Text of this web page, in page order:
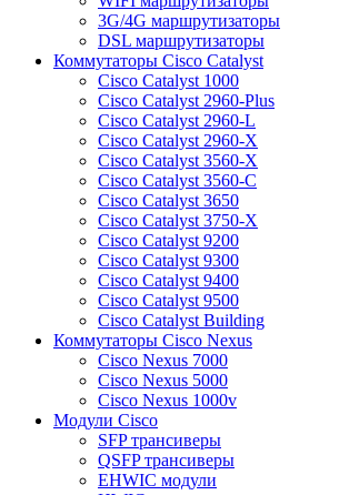
3G/4G маршрутизаторы
DSL маршрутизаторы
Коммутаторы Cisco Catalyst
Cisco Catalyst 1000
Cisco Catalyst 2960-Plus
Cisco Catalyst 2960-L
Cisco Catalyst 2960-X
Cisco Catalyst 3560-X
Cisco Catalyst 3560-C
Cisco Catalyst 3650
Cisco Catalyst 3750-X
Cisco Catalyst 9200
Cisco Catalyst 9300
Cisco Catalyst 9400
Cisco Catalyst 9500
Cisco Catalyst Building
Коммутаторы Cisco Nexus
Cisco Nexus 7000
Cisco Nexus 5000
Cisco Nexus 1000v
Модули Cisco
SFP трансиверы
QSFP трансиверы
EHWIC модули